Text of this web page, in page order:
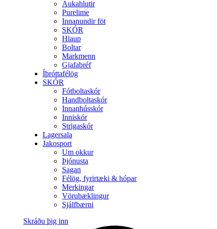
Aukahlutir
Purelime
Innanundir föt
SKÓR
Hlaup
Boltar
Markmenn
Gjafabréf
Íþróttafélög
SKÓR
Fótboltaskór
Handboltaskór
Innanhússkór
Inniskór
Strigaskór
Lagersala
Jakosport
Um okkur
Þjónusta
Sagan
Félög, fyrirtæki & hópar
Merkingar
Vörubæklingur
Sjálfbærni
Skráðu þig inn